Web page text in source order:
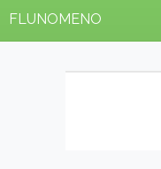
FLUNOMENO